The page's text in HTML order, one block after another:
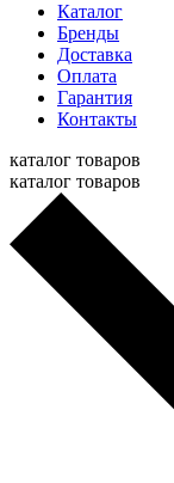
Каталог
Бренды
Доставка
Оплата
Гарантия
Контакты
каталог товаров
каталог товаров